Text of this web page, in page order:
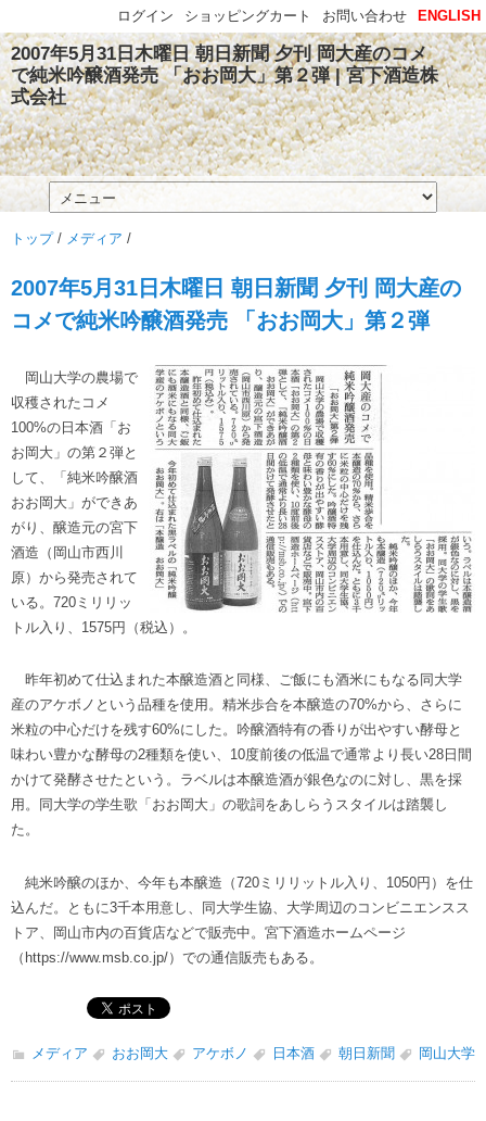
2007年5月31日木曜日 朝日新聞 夕刊 岡大産のコメ
で純米吟醸酒発売 「おお岡大」第２弾 | 宮下酒造株
式会社
トップ/ メディア /
2007年5月31日木曜日 朝日新聞 夕刊 岡大産の
コメで純米吟醸酒発売 「おお岡大」第２弾
岡山大学の農場で
収穫されたコメ
100%の日本酒「お
お岡大」の第２弾と
して、「純米吟醸酒
おお岡大」ができあ
がり、醸造元の宮下
酒造（岡山市西川
原）から発売されて
いる。720ミリリッ
トル入り、1575円（税込）。
昨年初めて仕込まれた本醸造酒と同様、ご飯にも酒米にもなる同大学
産のアケボノという品種を使用。精米歩合を本醸造の70%から、さらに
米粒の中心だけを残す60%にした。吟醸酒特有の香りが出やすい酵母と
味わい豊かな酵母の2種類を使い、10度前後の低温で通常より長い28日間
かけて発酵させたという。ラベルは本醸造酒が銀色なのに対し、黒を採
用。同大学の学生歌「おお岡大」の歌詞をあしらうスタイルは踏襲し
た。
純米吟醸のほか、今年も本醸造（720ミリリットル入り、1050円）を仕
込んだ。ともに3千本用意し、同大学生協、大学周辺のコンビニエンスス
トア、岡山市内の百貨店などで販売中。宮下酒造ホームページ
（https://www.msb.co.jp/）での通信販売もある。
メディア おお岡大 アケボノ 日本酒 朝日新聞 岡山大学
ENGLISH
お問い合わせ
ショッピングカート
ログイン